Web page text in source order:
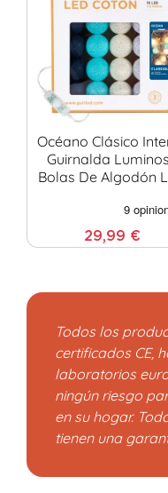
Océano Clásico
Guirnalda
Bolas De Algodón
29,99 €
Todos los
certificados CE,
laboratorios
ningún riesgo
en su hogar.
tienen una